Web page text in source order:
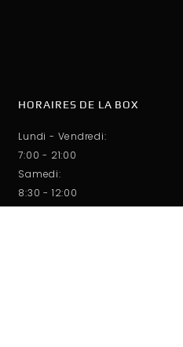
HORAIRES DE LA BOX
Lundi - Vendredi:
7:00 - 21:00
Samedi:
8:30 - 12:00